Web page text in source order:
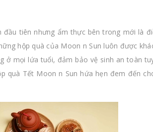
tiên nhưng ẩm thực bên trong mới là
hộp quà của Moon n Sun luôn được
ở mọi lứa tuổi, đảm bảo vệ sinh an toàn
quà Tết Moon n Sun hứa hẹn đem đến